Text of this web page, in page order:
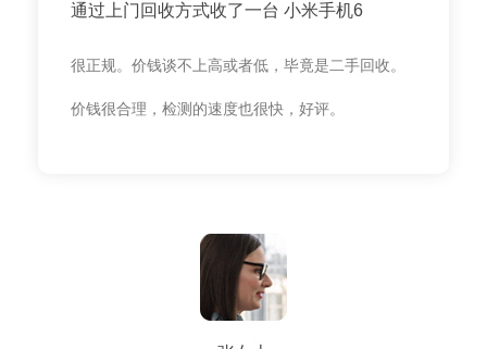
通过上门回收方式收了一台 小米手机6
很正规。价钱谈不上高或者低，毕竟是二手回收。
价钱很合理，检测的速度也很快，好评。